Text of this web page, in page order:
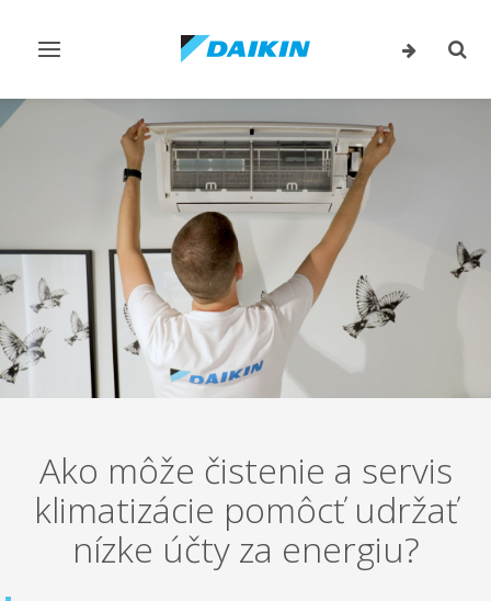
Prepnúť
Ako môže čistenie a servis
klimatizácie pomôcť udržať
nízke účty za energiu?